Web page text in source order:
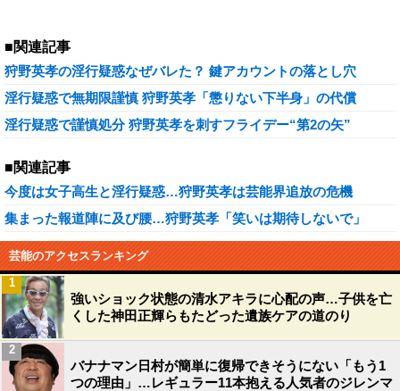
■関連記事
狩野英孝の淫行疑惑なぜバレた？ 鍵アカウントの落とし穴
淫行疑惑で無期限謹慎 狩野英孝「懲りない下半身」の代償
淫行疑惑で謹慎処分 狩野英孝を刺すフライデー“第2の矢”
■関連記事
今度は女子高生と淫行疑惑…狩野英孝は芸能界追放の危機
集まった報道陣に及び腰…狩野英孝「笑いは期待しないで」
芸能のアクセスランキング
強いショック状態の清水アキラに心配の声…子供を亡
くした神田正輝らもたどった遺族ケアの道のり
1
バナナマン日村が簡単に復帰できそうにない「もう1
つの理由」…レギュラー11本抱える人気者のジレンマ
2